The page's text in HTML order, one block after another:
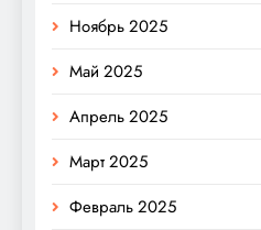
Ноябрь 2025
Май 2025
Апрель 2025
Март 2025
Февраль 2025